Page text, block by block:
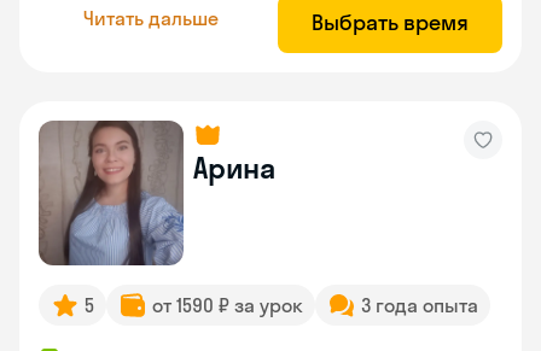
Читать дальше Выбрать время
Арина
5 от 1590 ₽ за урок 3 года опыта